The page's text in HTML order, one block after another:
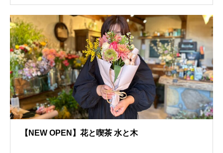
【NEW OPEN】花と喫茶 水と木